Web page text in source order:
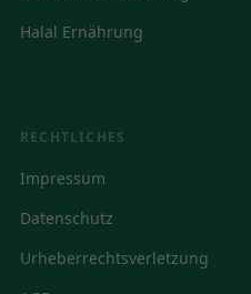
Halal Ernährung
RECHTLICHES
Impressum
Datenschutz
Urheberrechtsverletzung